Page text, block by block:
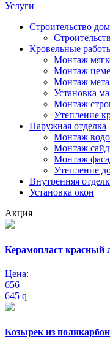
Услуги
Строительство
Кровельные
Монтаж
Монтаж
Монтаж
Установка
Монтаж
Утепление
Наружная отделка
Монтаж
Монтаж
Монтаж
Утепление
Внутренняя
Установка окон
Акция
Керамопласт красный
Цена:
656
645 q
Козырек из